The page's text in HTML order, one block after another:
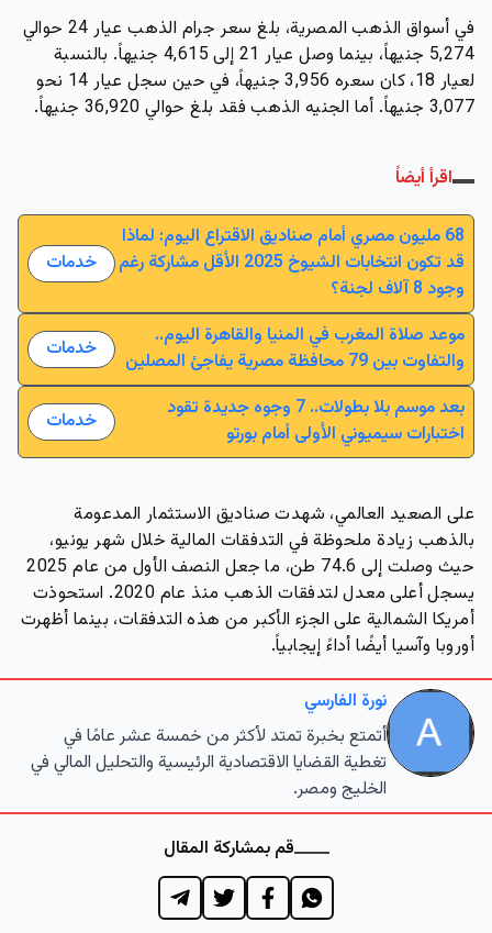
في أسواق الذهب المصرية، بلغ سعر جرام الذهب عيار 24 حوالي
5,274 جنيهاً، بينما وصل عيار 21 إلى 4,615 جنيهاً. بالنسبة
لعيار 18، كان سعره 3,956 جنيهاً، في حين سجل عيار 14 نحو
3,077 جنيهاً. أما الجنيه الذهب فقد بلغ حوالي 36,920 جنيهاً.
اقرأ أيضاً
68 مليون مصري أمام صناديق الاقتراع اليوم: لماذا
قد تكون انتخابات الشيوخ 2025 الأقل مشاركة رغم
وجود 8 آلاف لجنة؟
خدمات
موعد صلاة المغرب في المنيا والقاهرة اليوم..
والتفاوت بين 79 محافظة مصرية يفاجئ المصلين
خدمات
بعد موسم بلا بطولات.. 7 وجوه جديدة تقود
اختبارات سيميوني الأولى أمام بورتو
خدمات
على الصعيد العالمي، شهدت صناديق الاستثمار المدعومة
بالذهب زيادة ملحوظة في التدفقات المالية خلال شهر يونيو،
حيث وصلت إلى 74.6 طن، ما جعل النصف الأول من عام 2025
يسجل أعلى معدل لتدفقات الذهب منذ عام 2020. استحوذت
أمريكا الشمالية على الجزء الأكبر من هذه التدفقات، بينما أظهرت
أوروبا وآسيا أيضًا أداءً إيجابياً.
نورة الفارسي
أتمتع بخبرة تمتد لأكثر من خمسة عشر عامًا في
تغطية القضايا الاقتصادية الرئيسية والتحليل المالي في
الخليج ومصر.
قم بمشاركة المقال